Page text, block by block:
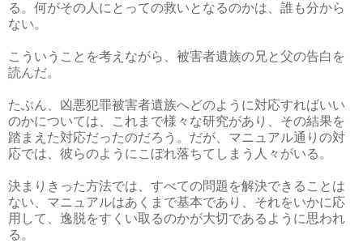
る。何がその人にとっての救いとなるのかは、誰も分から
ない。
こういうことを考えながら、被害者遺族の兄と父の告白を
読んだ。
たぶん、凶悪犯罪被害者遺族へどのように対応すればいい
のかについては、これまで様々な研究があり、その結果を
踏まえた対応だったのだろう。だが、マニュアル通りの対
応では、彼らのようにこぼれ落ちてしまう人々がいる。
決まりきった方法では、すべての問題を解決できることは
ない、マニュアルはあくまで基本であり、それをいかに応
用して、逸脱をすくい取るのかが大切であるように思われ
る。